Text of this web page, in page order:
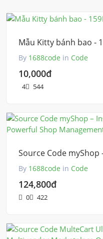
Mẫu Kitty bánh bao -
By 1688code in Code
10,000đ
4 544
By 1688code in Code
124,800đ
0 422